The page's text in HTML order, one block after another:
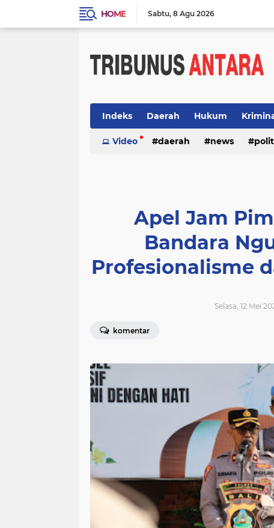
HOME Sabtu 8 Agu 2026
Indeks Daerah Hukum
Video daerah news
Apel Jam
Bandara
Profesionalisme
Selasa, 12 Mei
komentar